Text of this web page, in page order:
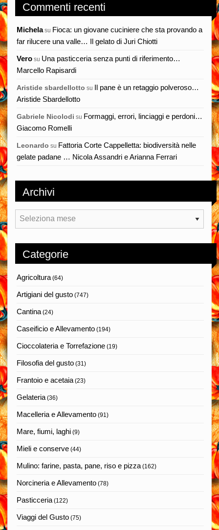
Commenti recenti
Michelasu Fioca: un giovane cuciniere che sta provando a
far rilucere una valle… Il gelato di Juri Chiotti
Vero su Una pasticceria senza punti di riferimento…
Marcello Rapisardi
Aristide sbardellotto su Il pane è un retaggio polveroso…
Aristide Sbardellotto
Gabriele Nicolodi su Formaggi, errori, linciaggi e perdoni…
Giacomo Romelli
Leonardo su Fattoria Corte Cappelletta: biodiversità nelle
gelate padane … Nicola Assandri e Arianna Ferrari
Archivi
Archivi
Categorie
Agricoltura(64)
Artigiani del gusto (747)
Cantina(24)
Caseificio e Allevamento (194)
Cioccolateria e Torrefazione (19)
Filosofia del gusto (31)
Frantoio e acetaia(23)
Gelateria(36)
Macelleria e Allevamento (91)
Mare, fiumi, laghi (9)
Mieli e conserve (44)
Mulino: farine, pasta, pane, riso e pizza(162)
Norcineria e Allevamento (78)
Pasticceria(122)
Viaggi del Gusto (75)